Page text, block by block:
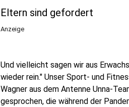
Eltern sind gefordert
Anzeige
Und vielleicht sagen wir aus
wieder rein." Unser Sport- und
Wagner aus dem Antenne Unna-
gesprochen, die während der